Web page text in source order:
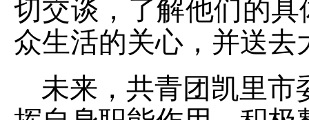
切交谈，了解他们的
众生活的关心，并送
未来，共青团凯里市